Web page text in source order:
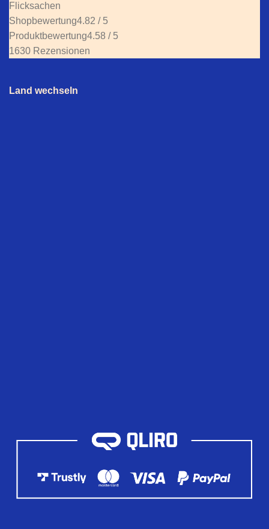
Flicksachen
Shopbewertung4.82 / 5
Produktbewertung4.58 / 5
1630 Rezensionen
Land wechseln